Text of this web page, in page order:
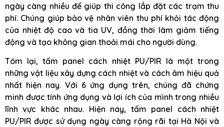
ngày càng nhiều để giúp thi công lắp đặt các trạm thu
phí. Chúng giúp bảo vệ nhân viên thu phí khỏi tác động
của nhiệt độ cao và tia UV, đồng thời làm giảm tiếng
động và tạo không gian thoải mái cho người dùng.
Tóm lại, tấm panel cách nhiệt PU/PIR là một trong
những vật liệu xây dựng cách nhiệt và cách âm hiệu quả
nhất hiện nay. Với 6 ứng dụng trên, chúng đã chứng
minh được tính ứng dụng và lợi ích của mình trong nhiều
lĩnh vực khác nhau. Hiện nay, tấm panel cách nhiệt
PU/PIR được sử dụng ngày càng rộng rãi tại Hà Nội và